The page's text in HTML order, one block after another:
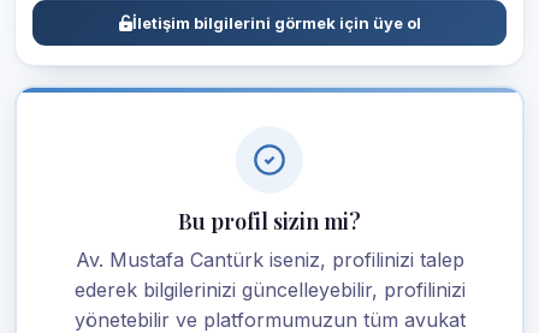
İletişim bilgilerini görmek için üye ol
Bu profil sizin mi?
Av. Mustafa Cantürk iseniz, profilinizi talep
ederek bilgilerinizi güncelleyebilir, profilinizi
yönetebilir ve platformumuzun tüm avukat